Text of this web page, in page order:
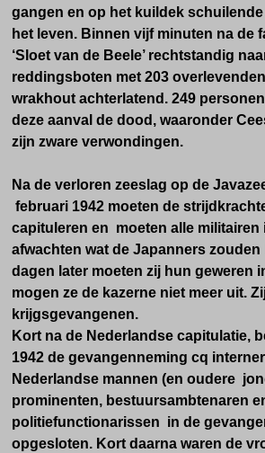
gangen en op het kuildek
het leven. Binnen vijf minuten na de
‘Sloet van de Beele’ rechtstandig
reddingsboten met 203
wrakhout achterlatend. 249
deze aanval de dood, waaronder
zijn zware verwondingen.
Na de verloren zeeslag op de
februari 1942 moeten de
capituleren en moeten alle militairen
afwachten wat de Japanners zouden
dagen later moeten zij hun geweren
mogen ze de kazerne niet meer uit.
krijgsgevangenen.
Kort na de Nederlandse capitulatie,
1942 de gevangenneming cq
Nederlandse mannen (en oudere
prominenten, bestuursambtenaren
politiefunctionarissen in de
opgesloten. Kort daarna waren de